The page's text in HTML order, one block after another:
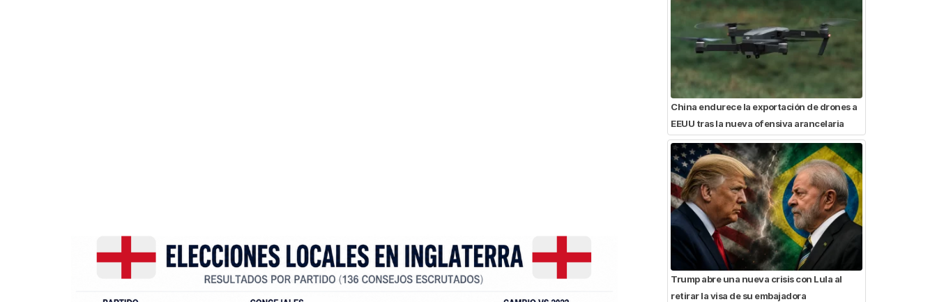
China endurece la exportación de drones a
EEUU tras la nueva ofensiva arancelaria
Trump abre una nueva crisis con Lula al
retirar la visa de su embajadora